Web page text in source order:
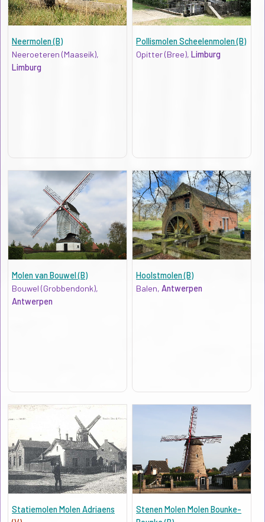
Neermolen (B)
Neeroeteren (Maaseik),
Limburg
Pollismolen Scheelenmolen (B)
Opitter (Bree),Limburg
Molen van Bouwel (B)
Bouwel (Grobbendonk),
Antwerpen
Hoolstmolen (B)
Balen,Antwerpen
Statiemolen Molen Adriaens
Stenen Molen Molen Bounke-